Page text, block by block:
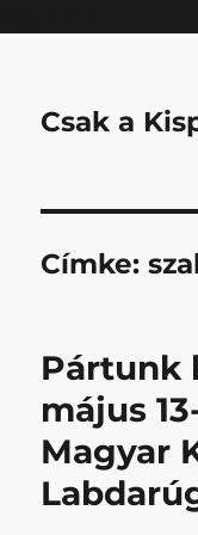
Csak a
Címke:
Pártunk
május
Magyar